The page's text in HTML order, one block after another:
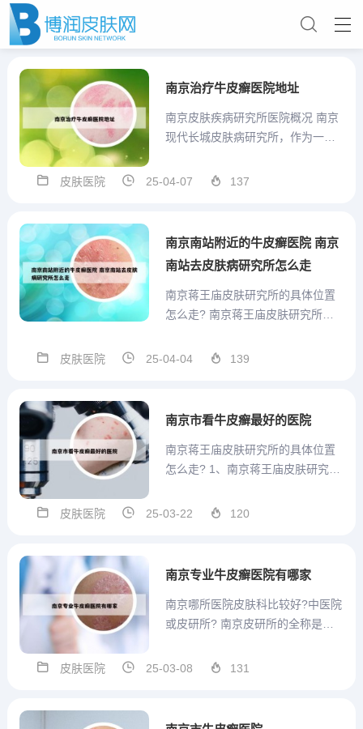
南京治疗牛皮癣医院地址
南京皮肤疾病研究所医院概况 南京
现代长城皮肤病研究所，作为一家
的大型现代化皮肤病专科医院，是
一，还是国家皮肤病重点治疗基
病...
皮肤医院 25-04-07 137
南京南站附近的牛皮癣医院 南京
南站去皮肤病研究所怎么走
南京蒋王庙皮肤研究所的具体位置
怎么走? 南京蒋王庙皮肤研究所即
所。地址： 江苏省南京市蒋王庙街
路，经过6站，到达马家圩站。换乘
皮肤医院 25-04-04 139
南京市看牛皮癣最好的医院
南京蒋王庙皮肤研究所的具体位置
怎么走? 1、南京蒋王庙皮肤研究所
所。地址： 江苏省南京市蒋王庙街
路，经过6站，到达马家圩站。换乘
皮肤医院 25-03-22 120
南京专业牛皮癣医院有哪家
南京哪所医院皮肤科比较好?中医院
或皮研所? 南京皮研所的全称是中
苏省南京市玄武区蒋王庙街12号，
上占60%，通过微信公众号、“江苏
皮肤医院 25-03-08 131